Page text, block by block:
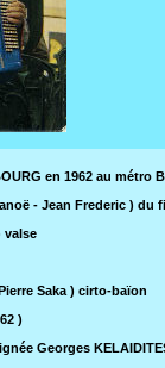
en 1962 au métro
- Jean Frederic ) du
valse
Saka ) cirto-baïon
)
Georges